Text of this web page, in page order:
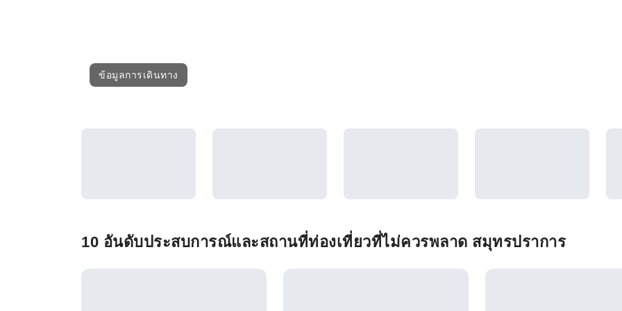
ข้อมูลการเดินทาง
10 อันดับประสบการณ์และสถานที่ท่องเที่ยวที่ไม่ควรพลาด สมุทรปราการ